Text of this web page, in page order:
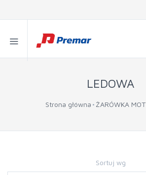
LEDOWA
Strona główna ŻARÓWKA MOT
Sortuj wg